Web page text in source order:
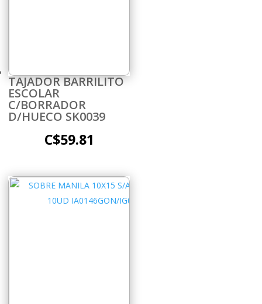
TAJADOR BARRILITO
ESCOLAR
C/BORRADOR
D/HUECO SK0039
C$59.81